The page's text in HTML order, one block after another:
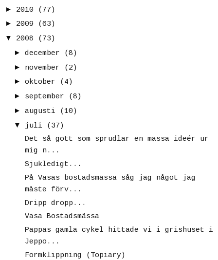
► 2010
(77)
► 2009
(63)
▼
2008
(73)
► december
(8)
► november
(2)
► oktober
(4)
► september
(8)
► augusti
(10)
▼
juli
(37)
Det så gott som sprudlar en massa ideér ur
mig n...
Sjukledigt...
På Vasas bostadsmässa såg jag något jag
måste förv...
Dripp dropp...
Vasa Bostadsmässa
Pappas gamla cykel hittade vi i grishuset i
Jeppo...
Formklippning (Topiary)